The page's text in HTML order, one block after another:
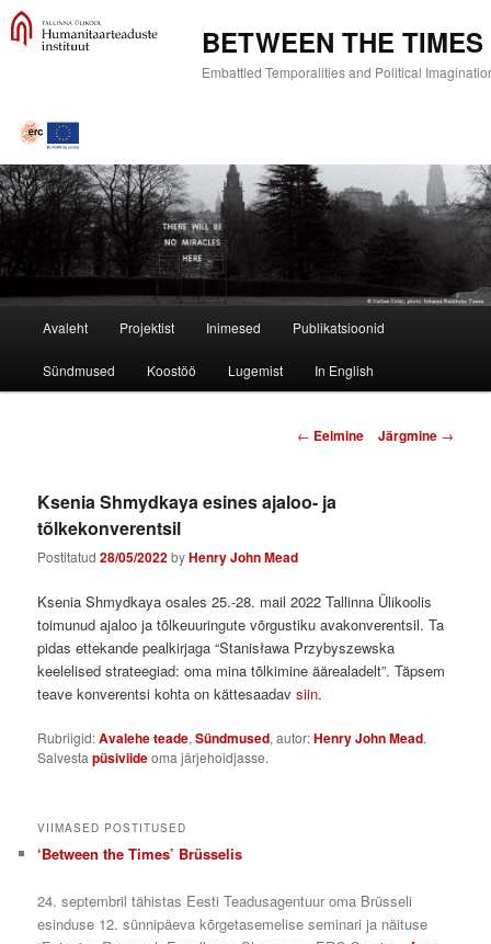
BETWEEN THE TIMES
Embattled Temporalities and Political
Skip
to
Avaleht Projektist Inimesed Publikatsioonid
Sündmused Koostöö Lugemist In English
Post
← Eelmine Järgmine →
Ksenia Shmydkaya esines ajaloo- ja
tõlkekonverentsil
Postitatud28/05/2022byHenry John Mead
Ksenia Shmydkaya osales 25.-28. mail 2022 Tallinna Ülikoolis
toimunud ajaloo ja tõlkeuuringute võrgustiku avakonverentsil. Ta
pidas ettekande pealkirjaga “Stanisława Przybyszewska
keelelised strateegiad: oma mina tõlkimine äärealadelt”. Täpsem
teave konverentsi kohta on kättesaadavsiin.
Rubriigid:Avalehe teade,Sündmused, autor:Henry John Mead.
Salvestapüsiviideoma järjehoidjasse.
VIIMASED POSTITUSED
‘Between the Times’ Brüsselis
24. septembril tähistas Eesti Teadusagentuur oma Brüsseli
esinduse 12. sünnipäeva kõrgetasemelise seminari ja näituse